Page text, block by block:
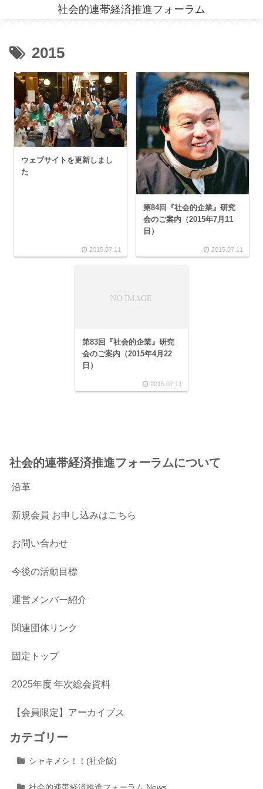
社会的連帯経済推進フォーラム
2015
ウェブサイトを更新しまし
た
2015.07.11
第84回『社会的企業』研究
会のご案内（2015年7月11
日）
2015.07.11
第83回『社会的企業』研究
会のご案内（2015年4月22
日）
2015.07.11
社会的連帯経済推進フォーラムについて
沿革
新規会員 お申し込みはこちら
お問い合わせ
今後の活動目標
運営メンバー紹介
関連団体リンク
固定トップ
2025年度 年次総会資料
【会員限定】アーカイブス
カテゴリー
シャキメシ！！(社企飯)